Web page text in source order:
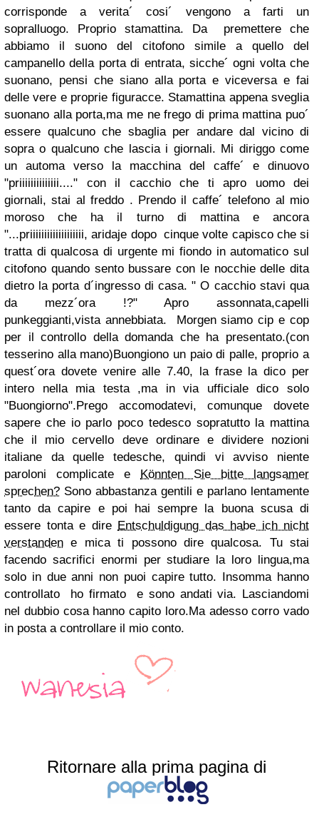
corrisponde a verita´ cosi´ vengono a farti un
sopralluogo. Proprio stamattina. Da premettere che
abbiamo il suono del citofono simile a quello del
campanello della porta di entrata, sicche´ ogni volta che
suonano, pensi che siano alla porta e viceversa e fai
delle vere e proprie figuracce. Stamattina appena sveglia
suonano alla porta,ma me ne frego di prima mattina puo´
essere qualcuno che sbaglia per andare dal vicino di
sopra o qualcuno che lascia i giornali. Mi diriggo come
un automa verso la macchina del caffe´ e dinuovo
"priiiiiiiiiiiiii...." con il cacchio che ti apro uomo dei
giornali, stai al freddo . Prendo il caffe´ telefono al mio
moroso che ha il turno di mattina e ancora
"...priiiiiiiiiiiiiiiiiii, aridaje dopo cinque volte capisco che si
tratta di qualcosa di urgente mi fiondo in automatico sul
citofono quando sento bussare con le nocchie delle dita
dietro la porta d´ingresso di casa. " O cacchio stavi qua
da mezz´ora !?" Apro assonnata,capelli
punkeggianti,vista annebbiata. Morgen siamo cip e cop
per il controllo della domanda che ha presentato.(con
tesserino alla mano)Buongiono un paio di palle, proprio a
quest´ora dovete venire alle 7.40, la frase la dico per
intero nella mia testa ,ma in via ufficiale dico solo
"Buongiorno".Prego accomodatevi, comunque dovete
sapere che io parlo poco tedesco sopratutto la mattina
che il mio cervello deve ordinare e dividere nozioni
italiane da quelle tedesche, quindi vi avviso niente
paroloni complicate e
Könnten Sie bitte langsamer
sprechen? Sono abbastanza gentili e parlano lentamente
tanto da capire e poi hai sempre la buona scusa di
essere tonta e dire Entschuldigung das habe ich nicht
verstanden e mica ti possono dire qualcosa. Tu stai
facendo sacrifici enormi per studiare la loro lingua,ma
solo in due anni non puoi capire tutto. Insomma hanno
controllato ho firmato e sono andati via. Lasciandomi
nel dubbio cosa hanno capito loro.Ma adesso corro vado
in posta a controllare il mio conto.
Ritornare alla prima pagina di